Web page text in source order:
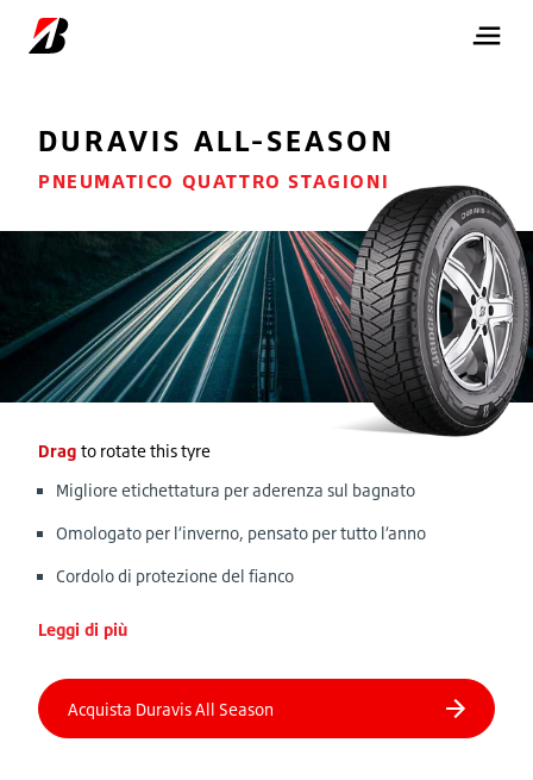
DURAVIS ALL-SEASON
PNEUMATICO QUATTRO STAGIONI
Drag to rotate this tyre
Migliore etichettatura per aderenza sul bagnato
Omologato per l’inverno, pensato per tutto l’anno
Cordolo di protezione del fianco
Leggi di più